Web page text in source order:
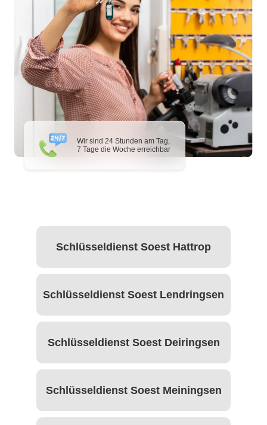
Wir sind 24 Stunden am Tag,
7 Tage die Woche erreichbar
Schlüsseldienst Soest Hattrop
Schlüsseldienst Soest Lendringsen
Schlüsseldienst Soest Deiringsen
Schlüsseldienst Soest Meiningsen